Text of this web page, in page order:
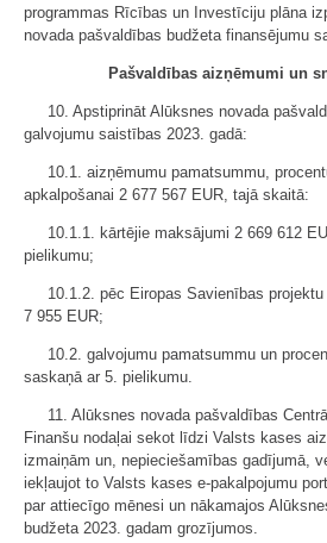
programmas Rīcības un Investīciju plāna
novada pašvaldības budžeta finansējumu
Pašvaldības aizņēmumi un
10. Apstiprināt Alūksnes novada
galvojumu saistības 2023. gadā:
10.1. aizņēmumu pamatsummu,
apkalpošanai 2 677 567 EUR, tajā skaitā:
10.1.1. kārtējie maksājumi 2 669 612
pielikumu;
10.1.2. pēc Eiropas Savienības
7 955 EUR;
10.2. galvojumu pamatsummu un
saskaņā ar 5. pielikumu.
11. Alūksnes novada pašvaldības
Finanšu nodaļai sekot līdzi Valsts kases
izmaiņām un, nepieciešamības gadījumā,
iekļaujot to Valsts kases e-pakalpojumu
par attiecīgo mēnesi un nākamajos
budžeta 2023. gadam grozījumos.